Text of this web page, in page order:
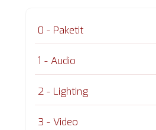
0 - Paketit
1 - Audio
2 - Lighting
3 - Video